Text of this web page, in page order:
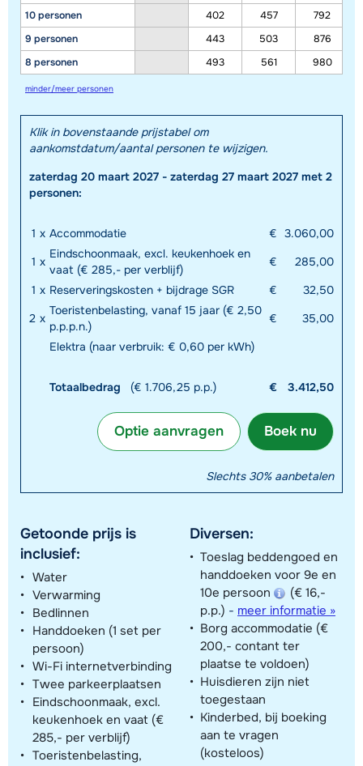
10 personen
9 personen
8 personen
402
457
792
443
503
876
493
561 980
minder/meer personen
Klik in bovenstaande prijstabel om
aankomstdatum/aantal personen te wijzigen.
zaterdag 20 maart 2027 - zaterdag 27 maart 2027 met 2
personen:
1 x Accommodatie € 3.060,00
1 x
Eindschoonmaak, excl. keukenhoek en
vaat (€ 285,- per verblijf)
€
285,00
1 x Reserveringskosten + bijdrage SGR €
32,50
2 x
Toeristenbelasting, vanaf 15 jaar (€ 2,50
p.p.p.n.)
€
35,00
Elektra (naar verbruik: € 0,60 per kWh)
Totaalbedrag (€ 1.706,25 p.p.) € 3.412,50
Boek nu
Optie aanvragen
Slechts 30% aanbetalen
Getoonde prijs is
inclusief:
Water
Verwarming
Bedlinnen
Handdoeken (1 set per
persoon)
Wi-Fi internetverbinding
Twee parkeerplaatsen
Eindschoonmaak, excl.
keukenhoek en vaat (€
285,- per verblijf)
Toeristenbelasting,
Diversen:
Toeslag beddengoed en
handdoeken voor 9e en
10e persoon
(€ 16,-
p.p.) - meer informatie »
Borg accommodatie (€
200,- contant ter
plaatse te voldoen)
Huisdieren zijn niet
toegestaan
Kinderbed, bij boeking
aan te vragen
(kosteloos)